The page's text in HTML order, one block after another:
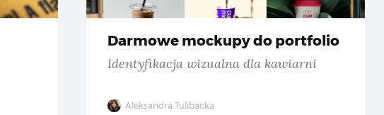
Darmowe mockupy do portfolio
Identyfikacja wizualna dla kawiarni
Aleksandra Tulibacka